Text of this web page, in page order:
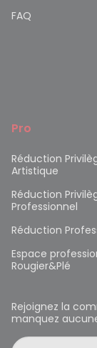
FAQ
Pro
Réduction
Artistique
Réduction
Professionnel
Réduction
Espace
Rougier&Plé
Rejoignez la
manquez